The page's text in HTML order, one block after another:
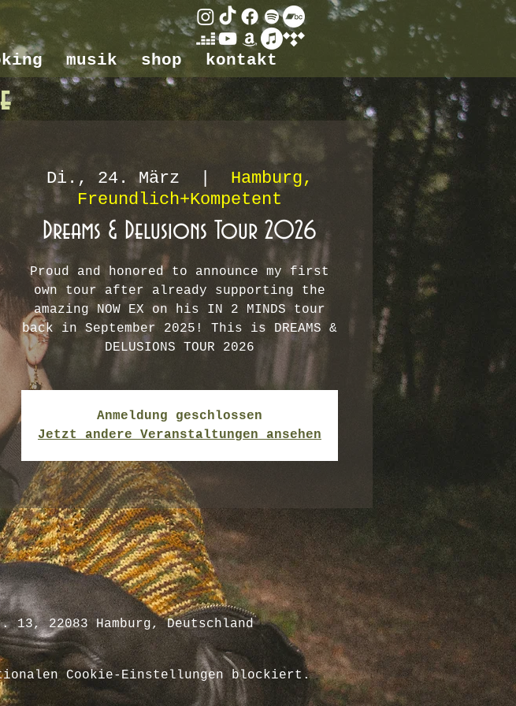
musik shop kontakt
Di., 24. März
Hamburg,
Freundlich+Kompetent
Dreams & Delusions Tour 2026
Proud and honored to announce my first
own tour after already supporting the
amazing NOW EX on his IN 2 MINDS tour
back in September 2025! This is DREAMS &
DELUSIONS TOUR 2026
Anmeldung geschlossen
Jetzt andere Veranstaltungen ansehen
13, 22083 Hamburg, Deutschland
Cookie-Einstellungen blockiert.